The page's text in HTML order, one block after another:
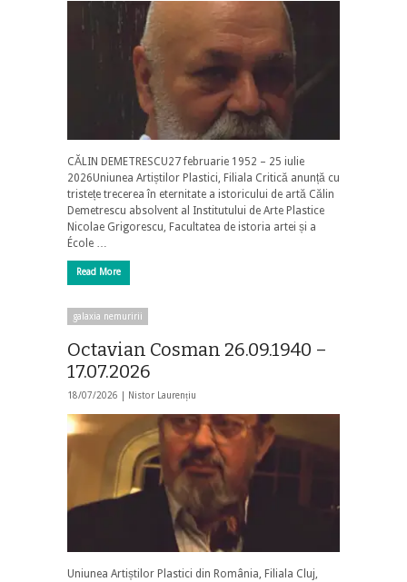
CĂLIN DEMETRESCU27 februarie 1952 – 25 iulie
2026Uniunea Artiștilor Plastici, Filiala Critică anunță cu
tristețe trecerea în eternitate a istoricului de artă Călin
Demetrescu absolvent al Institutului de Arte Plastice
Nicolae Grigorescu, Facultatea de istoria artei și a
École …
Read More
galaxia nemuririi
Octavian Cosman 26.09.1940 –
17.07.2026
18/07/2026 | Nistor Laurențiu
Uniunea Artiștilor Plastici din România, Filiala Cluj,